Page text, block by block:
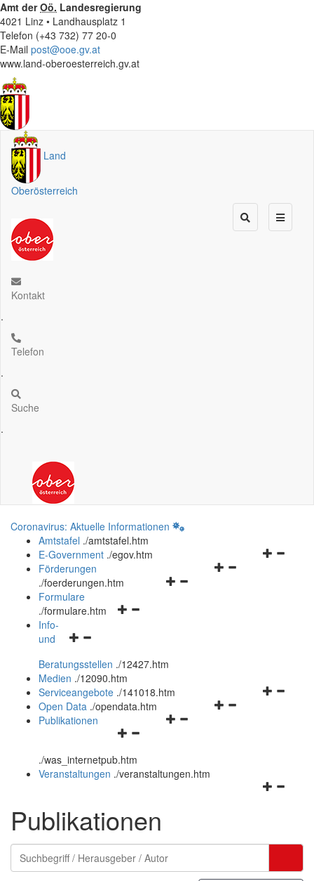
Amt derOö. Landesregierung
4021 Linz • Landhausplatz 1
Telefon (+43 732) 77 20-0
E-Mail post@ooe.gv.at
www.land-oberoesterreich.gv.at
Land
Oberösterreich
Kontakt
.
Telefon
.
Suche
.
Coronavirus: Aktuelle Informationen
Amtstafel ./amtstafel.htm
Navigationsmenü
E-Government ./egov.htm
Navigationsmenü
Förderungen
./foerderungen.htm
Navigationsmenü
Formulare
./formulare.htm
Navigationsmenü
und
schließen
Info-
und
Beratungsstellen ./12427.htm
Medien ./12090.htm
Navigationsmenü
Serviceangebote ./141018.htm
Navigationsmenü
Open Data ./opendata.htm
Navigationsmenü
und
schließen
Publikationen
./was_internetpub.htm
Veranstaltungen ./veranstaltungen.htm
Publikationen